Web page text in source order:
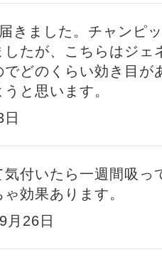
きました。チャンピッ
たが、こちらはジェ
でどのくらい効き目が
と思います。
付いたら一週間吸っ
効果あります。
月26日